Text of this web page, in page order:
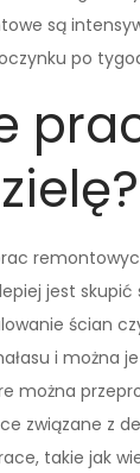
są
po
jest
ścian
i można
można
związane z
takie jak